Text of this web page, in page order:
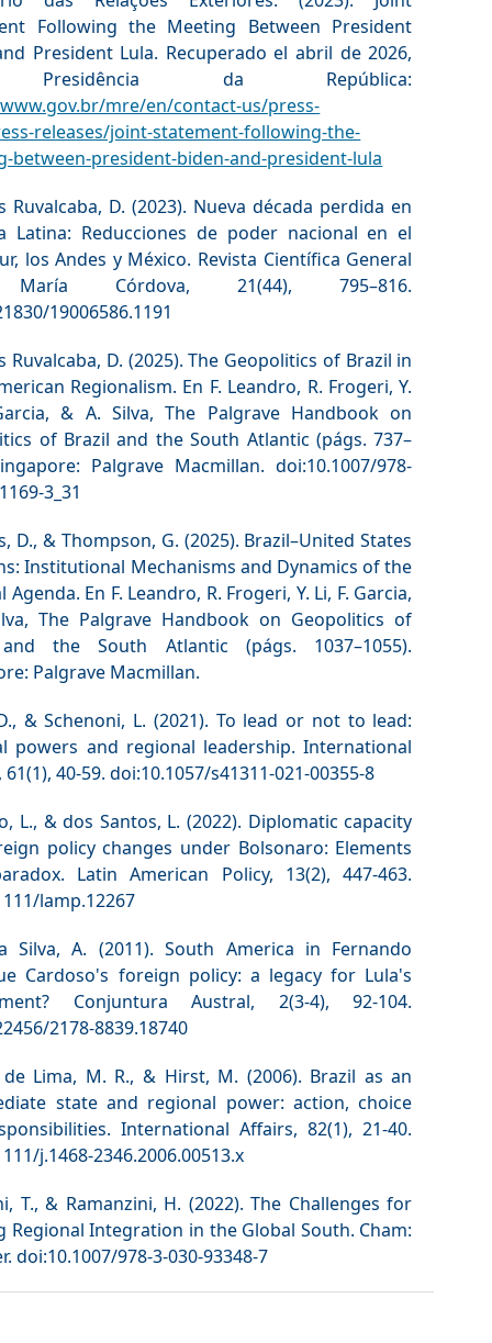
Following the Meeting Between President
President Lula. Recuperado el abril de 2026,
da República:
mre/en/contact-us/press-
releases/joint-statement-following-the-
between-president-biden-and-president-lula
Ruvalcaba, D. (2023). Nueva década perdida en
Latina: Reducciones de poder nacional en el
los Andes y México. Revista Científica General
Córdova, 21(44), 795–816.
19006586.1191
Ruvalcaba, D. (2025). The Geopolitics of Brazil in
Regionalism. En F. Leandro, R. Frogeri, Y.
& A. Silva, The Palgrave Handbook on
of Brazil and the South Atlantic (págs. 737–
Palgrave Macmillan. doi:10.1007/978-
3_31
D., & Thompson, G. (2025). Brazil–United States
Institutional Mechanisms and Dynamics of the
Agenda. En F. Leandro, R. Frogeri, Y. Li, F. Garcia,
The Palgrave Handbook on Geopolitics of
the South Atlantic (págs. 1037–1055).
Palgrave Macmillan.
& Schenoni, L. (2021). To lead or not to lead:
powers and regional leadership. International
40-59. doi:10.1057/s41311-021-00355-8
L., & dos Santos, L. (2022). Diplomatic capacity
policy changes under Bolsonaro: Elements
Latin American Policy, 13(2), 447-463.
lamp.12267
Silva, A. (2011). South America in Fernando
Cardoso's foreign policy: a legacy for Lula's
Conjuntura Austral, 2(3-4), 92-104.
2178-8839.18740
de Lima, M. R., & Hirst, M. (2006). Brazil as an
state and regional power: action, choice
International Affairs, 82(1), 21-40.
j.1468-2346.2006.00513.x
T., & Ramanzini, H. (2022). The Challenges for
Regional Integration in the Global South. Cham:
doi:10.1007/978-3-030-93348-7